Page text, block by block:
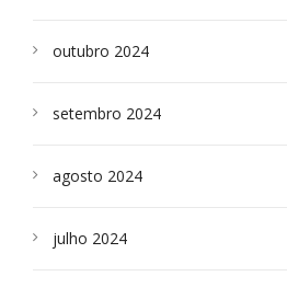
outubro 2024
setembro 2024
agosto 2024
julho 2024